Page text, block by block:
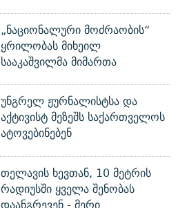
„ნაციონალური მოძრაობის“
ყრილობას მიხეილ
სააკაშვილმა მიმართა
უნგრელ ჟურნალისტსა და
აქტივისტ მეზეშს საქართველოს
ატოვებინებენ
თელავის ხევთან, 10 მეტრის
რადიუსში ყველა შენობას